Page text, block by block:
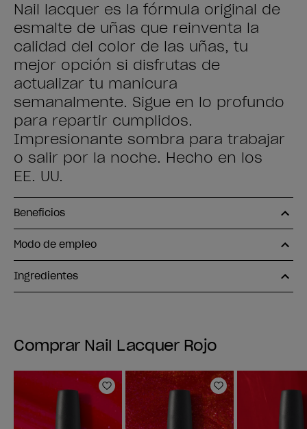
Nail lacquer es la fórmula original de
esmalte de uñas que reinventa la
calidad del color de las uñas, tu
mejor opción si disfrutas de
actualizar tu manicura
semanalmente. Sigue en lo profundo
para repartir cumplidos.
Impresionante sombra para trabajar
o salir por la noche. Hecho en los
EE. UU.
Beneficios
Modo de empleo
Ingredientes
Comprar Nail Lacquer Rojo
Añadir a la lista de deseos
Añadir a la